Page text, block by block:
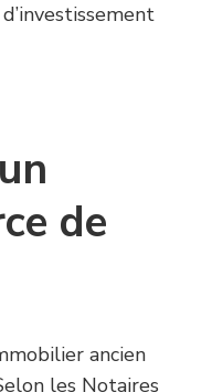
de
ancien
les Notaires